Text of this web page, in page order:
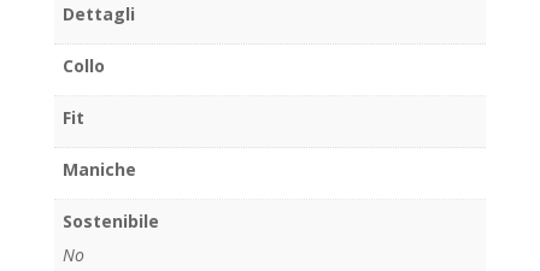
Dettagli
Collo
Fit
Maniche
Sostenibile
No